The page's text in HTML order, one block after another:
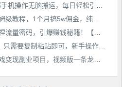
云逸·精准创业粉引流，一部手机操作无脑搬运，每日轻松引流100+
纯搬运项目多多视频带货保姆级教程，1个月搞5w佣金，纯小白也能学会【揭秘】
微头条美女号玩法，轻松拿捏流量密码，引爆赚钱秘籍！【揭秘】
外面卖980的有道词典掘金，只需要复制粘贴即可，新手操作一小时日入100＋【揭秘】
副业拆解：抖音王者荣耀游戏变现副业项目，视频版一条龙实操玩法分享给你